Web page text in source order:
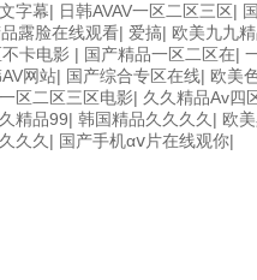
字幕| 日韩AVAV一区二区三区|
露脸在线观看| 爱搞| 欧美九九
卡电影 | 国产精品一区二区在|
网站| 国产综合专区在线| 欧美
区二区三区电影| 久久精品Av四
精品99| 韩国精品久久久久 | 欧
久久 | 国产手机αⅴ片在线观你|